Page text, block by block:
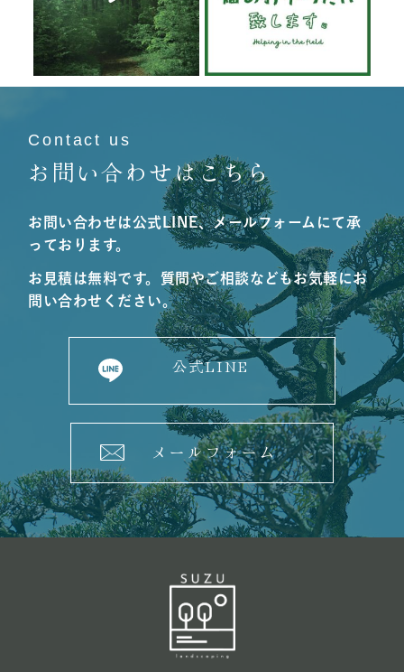
6月 19
Contact us
お問い合わせはこちら
お問い合わせは公式LINE、メールフォームにて承
っております。
お見積は無料です。質問やご相談などもお気軽にお
問い合わせください。
公式LINE
メールフォーム